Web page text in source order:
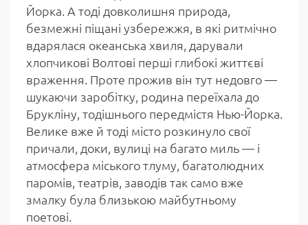
Йорка. А тоді довколишня природа,
безмежні піщані узбережжя, в які ритмічно
вдарялася океанська хвиля, дарували
хлопчикові Волтові перші глибокі життєві
враження. Проте прожив він тут недовго —
шукаючи заробітку, родина переїхала до
Брукліну, тодішнього передмістя Нью-Йорка.
Велике вже й тоді місто розкинуло свої
причали, доки, вулиці на багато миль — і
атмосфера міського тлуму, багатолюдних
паромів, театрів, заводів так само вже
змалку була близькою майбутньому
поетові.